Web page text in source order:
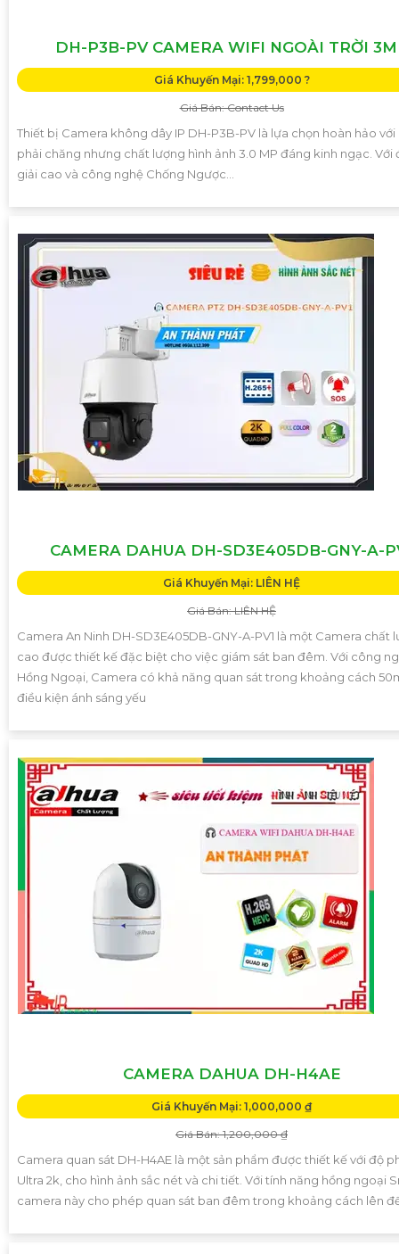
DH-P3B-PV CAMERA WIFI NGOÀI TRỜI
Giá Khuyến Mại: 1,799,000 ?
Giá Bán: Contact Us
Thiết bị Camera không dây IP DH-P3B-PV là lựa chọn hoàn hảo với
phải chăng nhưng chất lượng hình ảnh 3.0 MP đáng kinh ngạc. Với
giải cao và công nghệ Chống Ngược...
CAMERA DAHUA DH-SD3E405DB-GNY-A-
Giá Khuyến Mại: LIÊN HỆ
Giá Bán: LIÊN HỆ
Camera An Ninh DH-SD3E405DB-GNY-A-PV1 là một Camera chất
cao được thiết kế đặc biệt cho việc giám sát ban đêm. Với công
Hồng Ngoại, Camera có khả năng quan sát trong khoảng cách
điều kiện ánh sáng yếu
CAMERA DAHUA DH-H4AE
Giá Khuyến Mại: 1,000,000 ₫
Giá Bán: 1,200,000 ₫
Camera quan sát DH-H4AE là một sản phẩm được thiết kế với độ
Ultra 2k, cho hình ảnh sắc nét và chi tiết. Với tính năng hồng ngoại
camera này cho phép quan sát ban đêm trong khoảng cách lên